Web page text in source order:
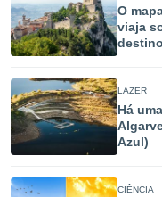
dados
através
O
viaja
LAZER
Há
Azul)
CIÊNCIA